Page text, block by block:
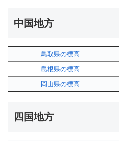
中国地方
鳥取県の標高
島根県の標高
岡山県の標高
四国地方